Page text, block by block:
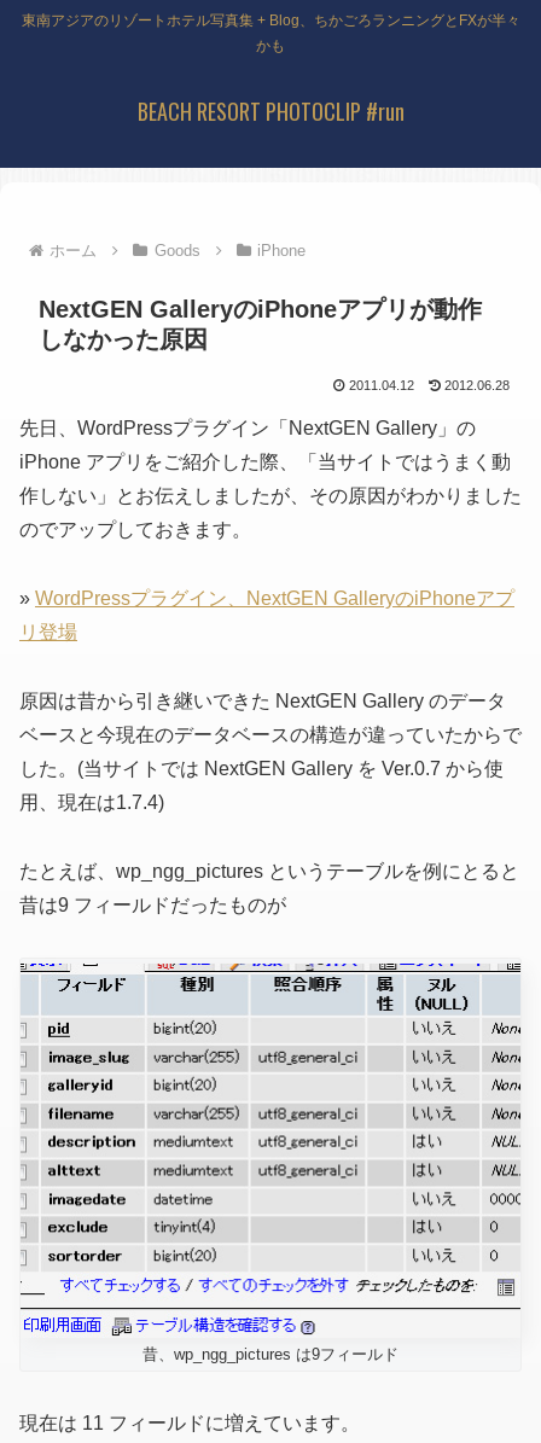
東南アジアのリゾートホテル写真集 + Blog、ちかごろランニングとFXが半々
かも
BEACH RESORT PHOTOCLIP #run
ホーム Goods iPhone
NextGEN GalleryのiPhoneアプリが動作
しなかった原因
2011.04.12 2012.06.28
先日、WordPressプラグイン「NextGEN Gallery」の
iPhone アプリをご紹介した際、「当サイトではうまく動
作しない」とお伝えしましたが、その原因がわかりました
のでアップしておきます。
» WordPressプラグイン、NextGEN GalleryのiPhoneアプ
リ登場
原因は昔から引き継いできた NextGEN Gallery のデータ
ベースと今現在のデータベースの構造が違っていたからで
した。 (当サイトでは NextGEN Gallery を Ver.0.7 から使
用、現在は1.7.4)
たとえば、wp_ngg_pictures というテーブルを例にとると
昔は9 フィールドだったものが
昔、wp_ngg_pictures は9フィールド
現在は 11 フィールドに増えています。